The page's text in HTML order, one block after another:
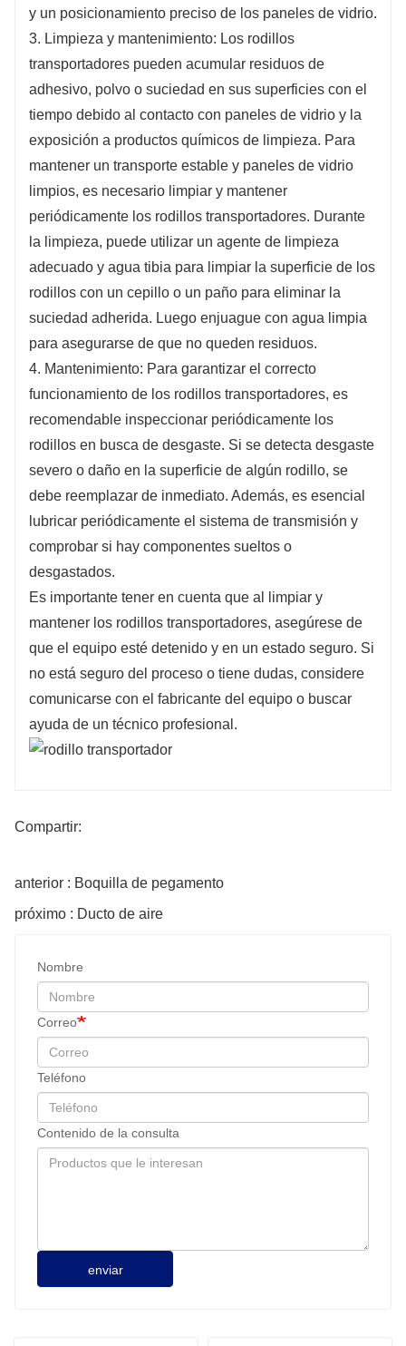
y un posicionamiento preciso de los paneles de vidrio.
3. Limpieza y mantenimiento: Los rodillos
transportadores pueden acumular residuos de
adhesivo, polvo o suciedad en sus superficies con el
tiempo debido al contacto con paneles de vidrio y la
exposición a productos químicos de limpieza. Para
mantener un transporte estable y paneles de vidrio
limpios, es necesario limpiar y mantener
periódicamente los rodillos transportadores. Durante
la limpieza, puede utilizar un agente de limpieza
adecuado y agua tibia para limpiar la superficie de los
rodillos con un cepillo o un paño para eliminar la
suciedad adherida. Luego enjuague con agua limpia
para asegurarse de que no queden residuos.
4. Mantenimiento: Para garantizar el correcto
funcionamiento de los rodillos transportadores, es
recomendable inspeccionar periódicamente los
rodillos en busca de desgaste. Si se detecta desgaste
severo o daño en la superficie de algún rodillo, se
debe reemplazar de inmediato. Además, es esencial
lubricar periódicamente el sistema de transmisión y
comprobar si hay componentes sueltos o
desgastados.
Es importante tener en cuenta que al limpiar y
mantener los rodillos transportadores, asegúrese de
que el equipo esté detenido y en un estado seguro. Si
no está seguro del proceso o tiene dudas, considere
comunicarse con el fabricante del equipo o buscar
ayuda de un técnico profesional.
Compartir:
anterior : Boquilla de pegamento
próximo : Ducto de aire
Nombre
Correo
Teléfono
Contenido de la consulta
enviar